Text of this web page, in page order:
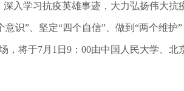
深入学习抗疫英雄事迹，大力弘扬伟大
识”、坚定“四个自信”、做到“两个维
，将于7月1日9：00由中国人民大学、